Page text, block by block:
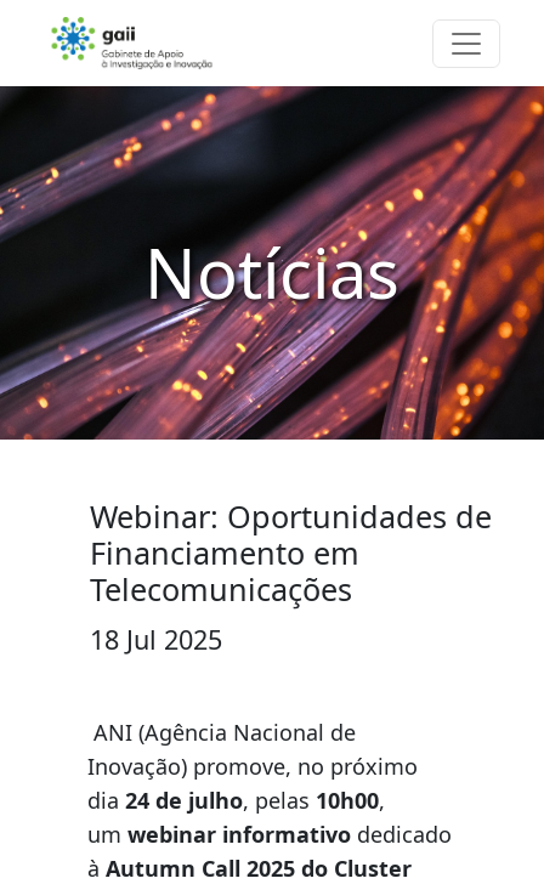
Notícias
Webinar: Oportunidades de
Financiamento em
Telecomunicações
18 Jul 2025
ANI (Agência Nacional de
Inovação) promove, no próximo
dia 24 de julho, pelas 10h00,
um webinar informativo dedicado
à Autumn Call 2025 do Cluster